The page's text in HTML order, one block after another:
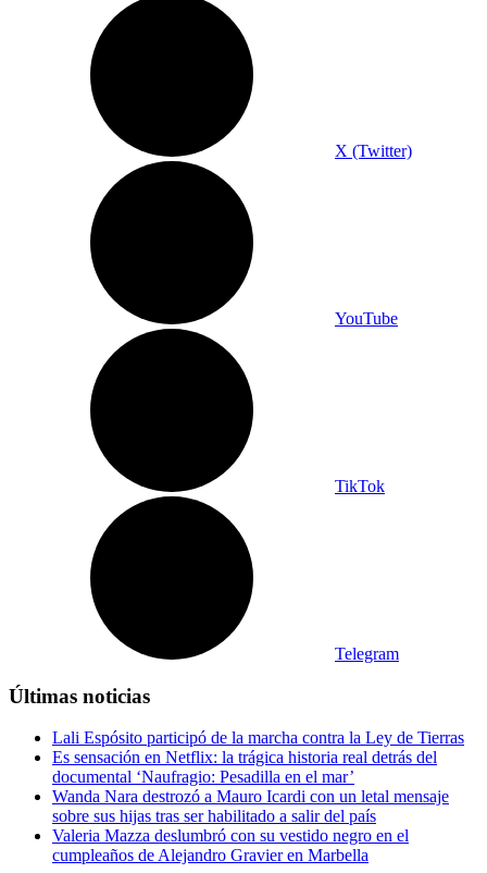
X (Twitter)
YouTube
TikTok
Telegram
Últimas noticias
Lali Espósito participó de la marcha contra la Ley de Tierras
Es sensación en Netflix: la trágica historia real detrás del
documental ‘Naufragio: Pesadilla en el mar’
Wanda Nara destrozó a Mauro Icardi con un letal mensaje
sobre sus hijas tras ser habilitado a salir del país
Valeria Mazza deslumbró con su vestido negro en el
cumpleaños de Alejandro Gravier en Marbella